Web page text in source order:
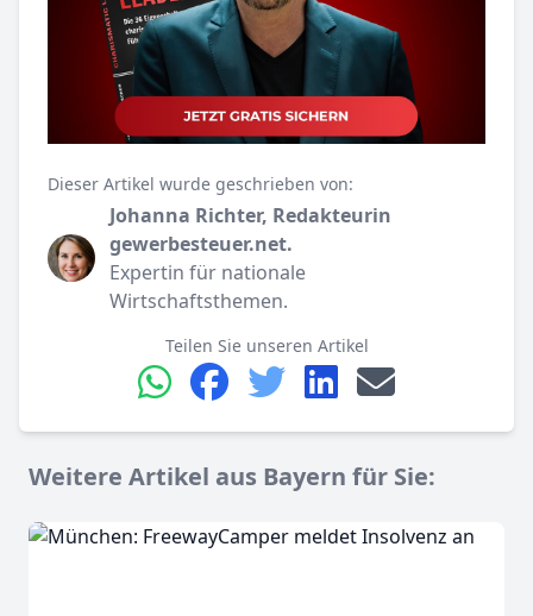
Dieser Artikel wurde geschrieben von:
Johanna Richter, Redakteurin
gewerbesteuer.net.
Expertin für nationale
Wirtschaftsthemen.
Teilen Sie unseren Artikel
Weitere Artikel aus Bayern für Sie: